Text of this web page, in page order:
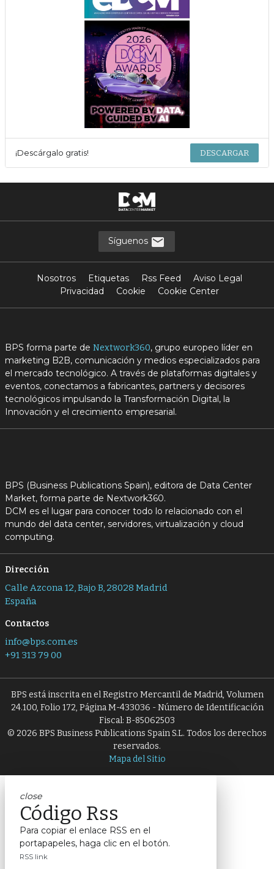
¡Descárgalo gratis! DESCARGAR
Síguenos
Nosotros Etiquetas Rss Feed
Aviso Legal
Privacidad
Cookie Cookie Center
BPS forma parte de Nextwork360, grupo europeo líder en
marketing B2B, comunicación y medios especializados para
el mercado tecnológico. A través de plataformas digitales y
eventos, conectamos a fabricantes, partners y decisores
tecnológicos impulsando la Transformación Digital, la
Innovación y el crecimiento empresarial.
BPS (Business Publications Spain), editora de Data Center
Market, forma parte de Nextwork360.
DCM es el lugar para conocer todo lo relacionado con el
mundo del data center, servidores, virtualización y cloud
computing.
Dirección
Calle Azcona 12, Bajo B, 28028 Madrid
España
Contactos
info@bps.com.es
+91 313 79 00
BPS está inscrita en el Registro Mercantil de Madrid, Volumen
24.100, Folio 172, Página M-433036 - Número de Identificación
Fiscal: B-85062503
© 2026 BPS Business Publications Spain S.L. Todos los derechos
reservados.
Mapa del Sitio
close
Código Rss
Para copiar el enlace RSS en el
portapapeles, haga clic en el botón.
RSS link